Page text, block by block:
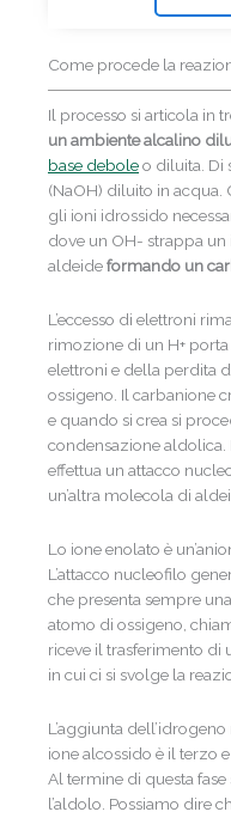
Come procede la
Il processo si articola in
un ambiente alcalino
base deboleo diluita. Di
(NaOH) diluito in acqua.
gli ioni idrossido
dove un OH- strappa
aldeideformando un
L’eccesso di elettroni
rimozione di un H+
elettroni e della perdita
ossigeno. Il carbanione
e quando si crea si
condensazione
effettua un attacco
un’altra molecola di
Lo ione enolato è
L’attacco nucleofilo
che presenta sempre
atomo di ossigeno,
riceve il trasferimento
in cui ci si svolge la
L’aggiunta
ione alcossido è il terzo
Al termine di questa
l’aldolo. Possiamo dire